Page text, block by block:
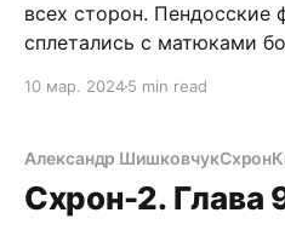
всех сторон. Пендосские
сплетались с матюками
дупле огромного дерева.
небольшую комнату. Зубы
кадриль. А у меня руки
свинцовыми вкусняшками.
10 мар. 20245 min read
Александр ШишковчукСхрон
Схрон-2. Глава